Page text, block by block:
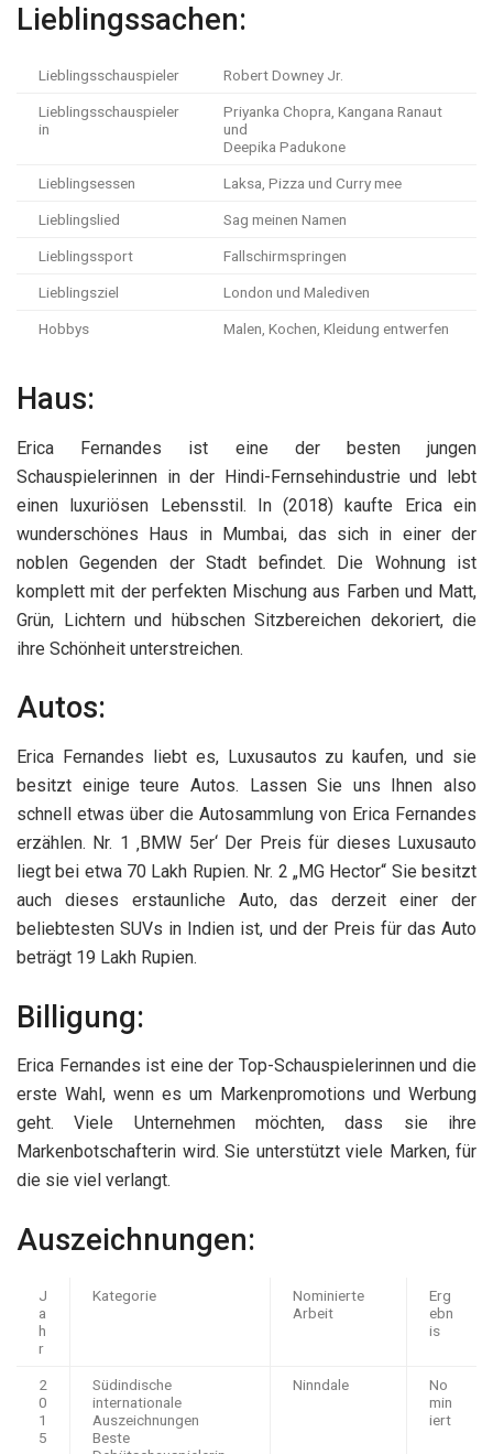
Lieblingssachen:
Lieblingsschauspieler Robert Downey Jr.
Lieblingsschauspieler
in
Priyanka Chopra, Kangana Ranaut
und
Deepika Padukone
Lieblingsessen Laksa, Pizza und Curry mee
Lieblingslied Sag meinen Namen
Lieblingssport Fallschirmspringen
Lieblingsziel London und Malediven
Hobbys Malen, Kochen, Kleidung entwerfen
Haus:
Erica Fernandes ist eine der besten jungen
Schauspielerinnen in der Hindi-Fernsehindustrie und lebt
einen luxuriösen Lebensstil. In (2018) kaufte Erica ein
wunderschönes Haus in Mumbai, das sich in einer der
noblen Gegenden der Stadt befindet. Die Wohnung ist
komplett mit der perfekten Mischung aus Farben und Matt,
Grün, Lichtern und hübschen Sitzbereichen dekoriert, die
ihre Schönheit unterstreichen.
Autos:
Erica Fernandes liebt es, Luxusautos zu kaufen, und sie
besitzt einige teure Autos. Lassen Sie uns Ihnen also
schnell etwas über die Autosammlung von Erica Fernandes
erzählen. Nr. 1 ‚BMW 5er‘ Der Preis für dieses Luxusauto
liegt bei etwa 70 Lakh Rupien. Nr. 2 „MG Hector“ Sie besitzt
auch dieses erstaunliche Auto, das derzeit einer der
beliebtesten SUVs in Indien ist, und der Preis für das Auto
beträgt 19 Lakh Rupien.
Billigung:
Erica Fernandes ist eine der Top-Schauspielerinnen und die
erste Wahl, wenn es um Markenpromotions und Werbung
geht. Viele Unternehmen möchten, dass sie ihre
Markenbotschafterin wird. Sie unterstützt viele Marken, für
die sie viel verlangt.
Auszeichnungen:
J
a
h
r
Kategorie
Nominierte
Arbeit
Erg
ebn
is
2
0
1
5
Südindische
internationale
Auszeichnungen
Beste
Ninndale
No
min
iert